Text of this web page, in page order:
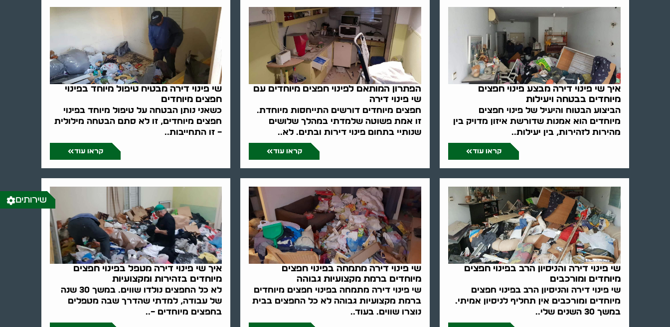
איך שי פינוי דירה מבצע פינוי חפצים
מיוחדים בבטחה ויעילות
הביצוע הבטוח והיעיל של פינוי חפצים
מיוחדים הוא אמנות שדורשת איזון מדויק בין
מהירות לזהירות, בין יעילות..
קראו עוד
הפתרון המותאם לפינוי חפצים מיוחדים עם
שי פינוי דירה
חפצים מיוחדים דורשים התייחסות מיוחדת.
זו אמת פשוטה שלמדתי במהלך שלושים
שנותיי בתחום פינוי דירות ובתים. לא..
קראו עוד
שי פינוי דירה מבטיח טיפול מיוחד בפינוי
חפצים מיוחדים
כשאני נותן הבטחה על טיפול מיוחד בפינוי
חפצים מיוחדים, זו לא סתם הבטחה מילולית
– זו התחייבות..
קראו עוד
שי פינוי דירה והניסיון הרב בפינוי חפצים
מיוחדים ומורכבים
שי פינוי דירה והניסיון הרב בפינוי חפצים
מיוחדים ומורכבים אין תחליף לניסיון אמיתי.
במשך 30 השנים שלי..
שי פינוי דירה מתמחה בפינוי חפצים
מיוחדים ברמת מקצועיות גבוהה
שי פינוי דירה מתמחה בפינוי חפצים מיוחדים
ברמת מקצועיות גבוהה לא כל החפצים בבית
נוצרו שווים. בעוד..
איך שי פינוי דירה מטפל בפינוי חפצים
מיוחדים בזהירות ומקצועיות
לא כל החפצים נולדו שווים. במשך 30 שנה
של עבודה, למדתי שהדרך שבה מטפלים
בחפצים מיוחדים –..
שירותים